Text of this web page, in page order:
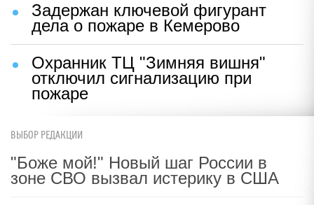
Задержан ключевой фигурант
дела о пожаре в Кемерово
Охранник ТЦ "Зимняя вишня"
отключил сигнализацию при
пожаре
ВЫБОР РЕДАКЦИИ
"Боже мой!" Новый шаг России в
зоне СВО вызвал истерику в США